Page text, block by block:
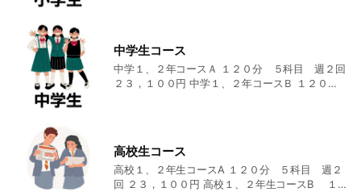
進学先（高校）
私立高校：関大北陽、関西大倉、追手門学院、など
公立高校：北野、茨木、豊中など
４科目 週３回
中学生コース
中学１、２年コースＡ １２０分 ５科目 週２回
２３，１００円 中学１、２年コースＢ １２０
０分 ５科目 週４回 ３５，２００円
高校生コース
高校１、２年生コースA １２０分 ５科目 週２
回 ２３，１００円 高校１、２年生コースB １２